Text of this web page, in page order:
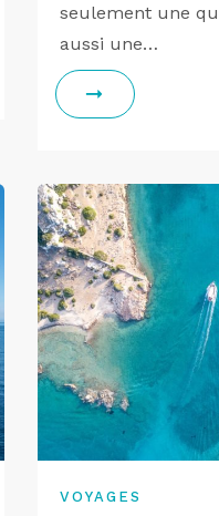
seulement une
aussi une…
VOYAGES